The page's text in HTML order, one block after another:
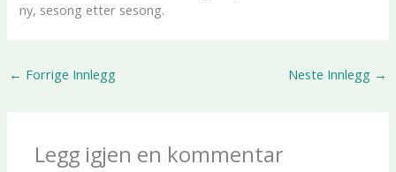
ny, sesong etter sesong.
← Forrige Innlegg Neste Innlegg →
Legg igjen en kommentar